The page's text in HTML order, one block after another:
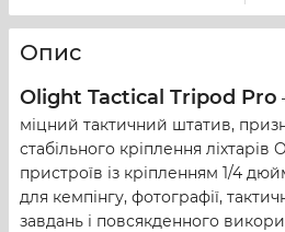
Опис
Olight Tactical Tripod Pro
міцний тактичний штатив,
стабільного кріплення
пристроїв із кріпленням 1/4
для кемпінгу, фотографії,
завдань і повсякденного